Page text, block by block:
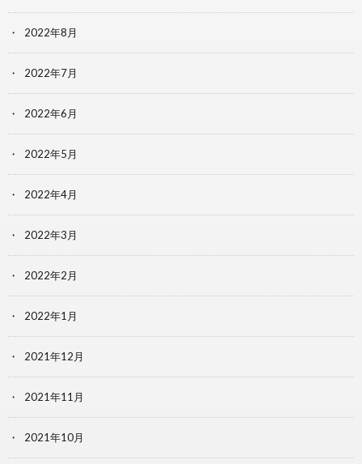
2022年8月
2022年7月
2022年6月
2022年5月
2022年4月
2022年3月
2022年2月
2022年1月
2021年12月
2021年11月
2021年10月